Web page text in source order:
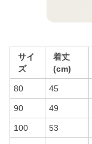
サイ
ズ
着丈
(cm)
80 45
90 49
100 53